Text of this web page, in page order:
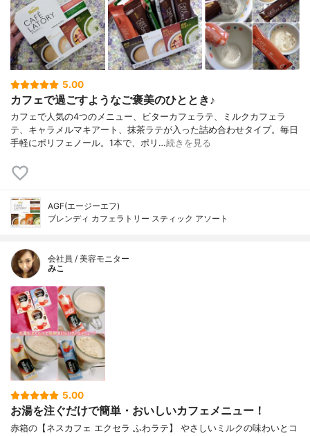
5.00
カフェで過ごすようなご褒美のひととき♪
カフェで人気の4つのメニュー、ビターカフェラテ、ミルクカフェラ
テ、キャラメルマキアート、抹茶ラテが入った詰め合わせタイプ。毎日
手軽にポリフェノール。1本で、ポリ…続きを見る
AGF(エージーエフ)
ブレンディ カフェラトリー スティック アソート
会社員 / 美容モニター
みこ
5.00
お湯を注ぐだけで簡単・おいしいカフェメニュー！
赤箱の【ネスカフェ エクセラ ふわラテ】 やさしいミルクの味わいとコ